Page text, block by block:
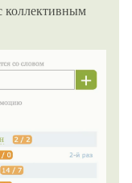
коллективным